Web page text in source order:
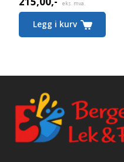
eks. mva.
Legg i kurv